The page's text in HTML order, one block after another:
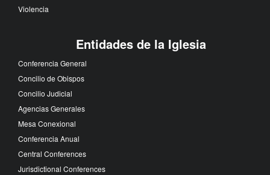
Violencia
Entidades de la Iglesia
Conferencia General
Concilio de Obispos
Concilio Judicial
Agencias Generales
Mesa Conexional
Conferencia Anual
Central Conferences
Jurisdictional Conferences